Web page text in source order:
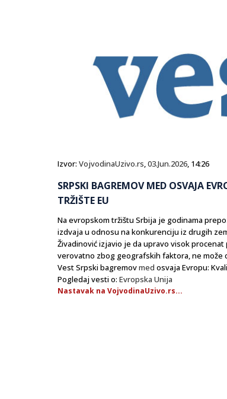
Izvor: VojvodinaUzivo.rs,03.Jun.2026, 14:26
SRPSKI BAGREMOV MED OSVAJA
TRŽIŠTE EU
Na evropskom tržištu Srbija je godinama
izdvaja u odnosu na konkurenciju iz drugih
Živadinović izjavio je da upravo visok procenat
verovatno zbog geografskih faktora, ne može
Vest Srpski bagremovmed osvaja Evropu:
Pogledaj vesti o: Evropska Unija
Nastavak na VojvodinaUzivo.rs...